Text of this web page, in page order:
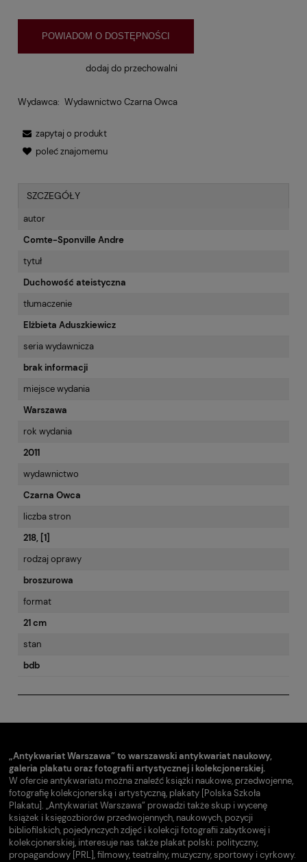
POWIADOM O DOSTĘPNOŚCI
dodaj do przechowalni
Wydawca: Wydawnictwo Czarna Owca
zapytaj o produkt
poleć znajomemu
SZCZEGÓŁY
autor
Comte-Sponville Andre
tytuł
Duchowość ateistyczna
tłumaczenie
Elżbieta Aduszkiewicz
seria wydawnicza
brak informacji
miejsce wydania
Warszawa
rok wydania
2011
wydawnictwo
Czarna Owca
liczba stron
218, [1]
rodzaj oprawy
broszurowa
format
21 cm
stan
bdb
„Antykwariat Warszawa” to warszawski antykwariat naukowy,
galeria plakatu oraz fotografii artystycznej i kolekcjonerskiej.
W ofercie antykwariatu można znaleźć książki naukowe, przedwojenne,
fotografię kolekcjonerską i artystyczną, plakaty [Polska Szkoła
Plakatu]. „Antykwariat Warszawa” prowadzi także skup i wycenę
książek i księgozbiorów przedwojennych, naukowych, pozycji
bibliofilskich, pojedynczych zdjęć i kolekcji fotografii zabytkowej i
kolekcjonerskiej, interesuje nas także plakat polski: polityczny,
propagandowy [PRL], filmowy, teatralny, muzyczny, sportowy i cyrkowy.